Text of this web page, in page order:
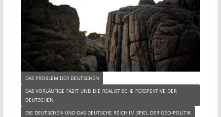
DAS PROBLEM DER DEUTSCHEN
DAS VORLÄUFIGE FAZIT UND DIE REALISTISCHE PERSPEKTIVE DER
DEUTSCHEN
DIE DEUTSCHEN UND DAS DEUTSCHE REICH IM SPIEL DER GEO-POLITIK